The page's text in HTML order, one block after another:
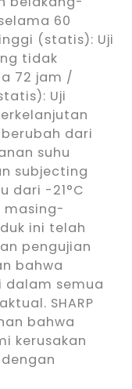
60
(statis): Uji
tidak
72 jam /
Uji
dari
suhu
subjecting
dari -21°C
masing-
ini telah
pengujian
bahwa
dalam semua
SHARP
bahwa
kerusakan